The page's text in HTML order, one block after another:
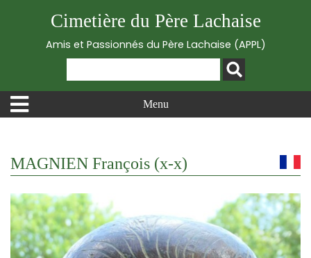
Cimetière du Père Lachaise
Amis et Passionnés du Père Lachaise (APPL)
Menu
MAGNIEN François (x-x)